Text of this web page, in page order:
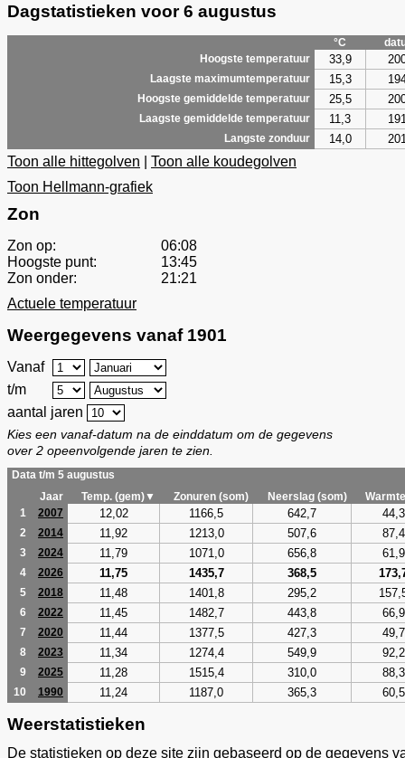
Dagstatistieken voor 6 augustus
°C
Hoogste temperatuur
33,9
Laagste maximumtemperatuur 15,3
Hoogste gemiddelde temperatuur 25,5
Laagste gemiddelde temperatuur 11,3
Langste zonduur 14,0
Toon alle hittegolven
Toon alle koudegolven
Toon Hellmann-grafiek
Zon
Zon op:
06:08
Hoogste punt:
13:45
Zon onder:
21:21
Actuele temperatuur
Weergegevens vanaf 1901
Vanaf
t/m
aantal jaren
Kies een vanaf-datum na de einddatum om de gegevens
over 2 opeenvolgende jaren te zien.
Data t/m 5 augustus
Jaar
Temp. (gem)▼ Zonuren (som) Neerslag (som)
1
2007 12,02 1166,5 642,7 44,3
2 2014 11,92 1213,0 507,6 87,4
3 2024 11,79 1071,0 656,8 61,9
4 2026 11,75 1435,7 368,5
5 2018 11,48 1401,8 295,2
6 2022 11,45 1482,7 443,8 66,9
7 2020 11,44 1377,5 427,3 49,7
8 2023 11,34 1274,4 549,9 92,2
9 2025 11,28 1515,4 310,0 88,3
10 1990 11,24 1187,0 365,3 60,5
Weerstatistieken
De statistieken op deze site zijn gebaseerd op de gegevens